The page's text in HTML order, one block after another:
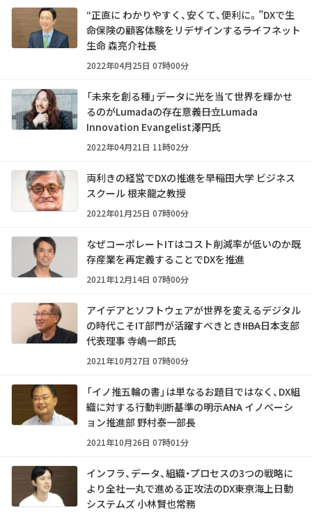
“正直に わかりやすく、安くて、便利に。”DXで生
命保険の顧客体験をリデザインする――ライフネット
生命 森亮介社長
2022年04月25日 07時00分
「未来を創る種」データに光を当て世界を輝かせ
るのがLumadaの存在意義――日立Lumada
Innovation Evangelist澤円氏
2022年04月21日 11時02分
両利きの経営でDXの推進を――早稲田大学 ビジネス
スクール 根来龍之教授
2022年01月25日 07時00分
なぜコーポレートITはコスト削減率が低いのか――既
存産業を再定義することでDXを推進
2021年12月14日 07時00分
アイデアとソフトウェアが世界を変えるデジタル
の時代こそIT部門が活躍すべきとき――IIBA日本支部
代表理事 寺嶋一郎氏
2021年10月27日 07時00分
「イノ推五輪の書」は単なるお題目ではなく、DX組
織に対する行動判断基準の明示――ANA イノベーシ
ョン推進部 野村泰一部長
2021年10月26日 07時01分
インフラ、データ、組織・プロセスの3つの戦略に
より全社一丸で進める正攻法のDX――東京海上日動
システムズ 小林賢也常務